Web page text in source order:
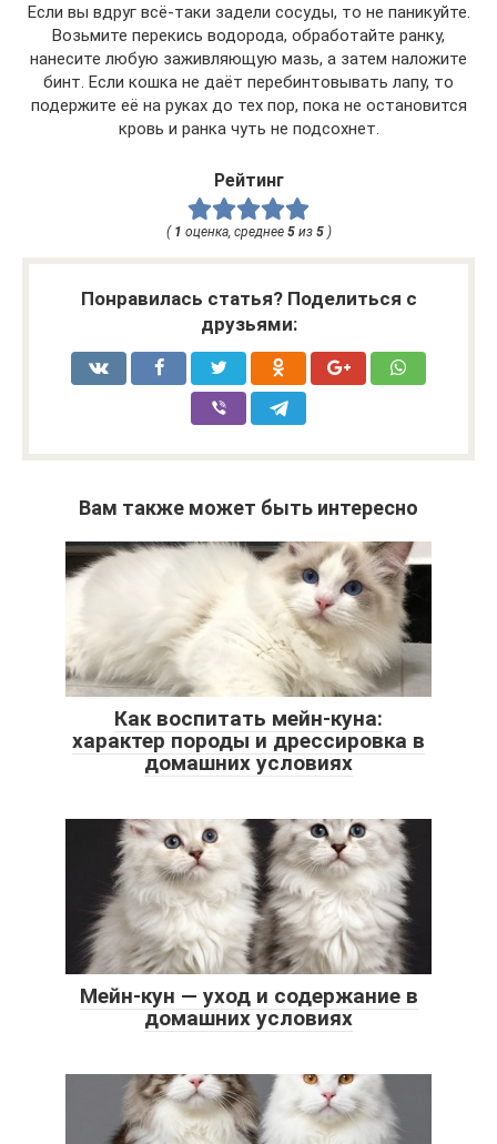
Если вы вдруг всё-таки задели сосуды, то не паникуйте.
Возьмите перекись водорода, обработайте ранку,
нанесите любую заживляющую мазь, а затем наложите
бинт. Если кошка не даёт перебинтовывать лапу, то
подержите её на руках до тех пор, пока не остановится
кровь и ранка чуть не подсохнет.
Рейтинг
( 1 оценка, среднее 5из 5)
Понравилась статья? Поделиться с
друзьями:
Вам также может быть интересно
Как воспитать мейн-куна:
характер породы и дрессировка в
домашних условиях
Мейн-кун — уход и содержание в
домашних условиях